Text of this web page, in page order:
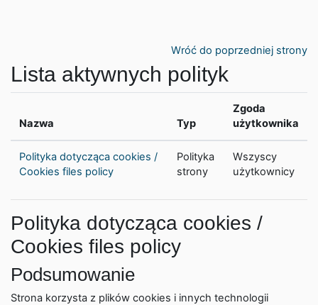
Wróć do poprzedniej strony
Lista aktywnych polityk
Nazwa Typ
Zgoda
użytkownika
Polityka dotycząca cookies /
Cookies files policy
Polityka
strony
Wszyscy
użytkownicy
Polityka dotycząca cookies /
Cookies files policy
Podsumowanie
Strona korzysta z plików cookies i innych technologii